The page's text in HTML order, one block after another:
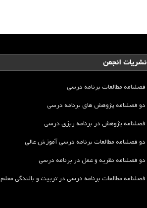
نشریات انجمن
فصلنامه مطالعات برنامه درسی
دو فصلنامه پژوهش های برنامه درسی
فصلنامه پژوهش در برنامه ریزی درسی
دو فصلنامه مطالعات برنامه درسی آموزش عالی
دو فصلنامه نظریه و عمل در برنامه درسی
فصلنامه مطالعات برنامه درسی در تربیت و بالندگی معلم